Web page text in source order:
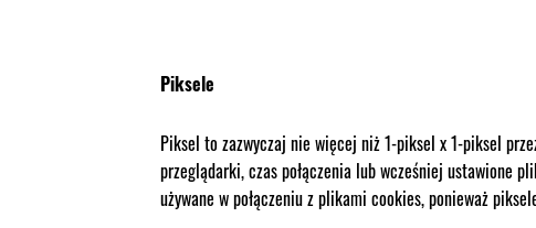
Piksele
Piksel to zazwyczaj nie więcej niż 1-piksel x 1-piksel
przeglądarki, czas połączenia lub wcześniej ustawione
używane w połączeniu z plikami cookies, ponieważ